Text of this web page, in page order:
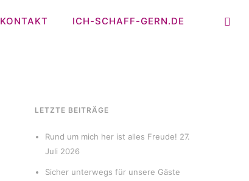
KONTAKT ICH-SCHAFF-GERN.DE
LETZTE BEITRÄGE
Rund um mich her ist alles Freude! 27.
Juli 2026
Sicher unterwegs für unsere Gäste